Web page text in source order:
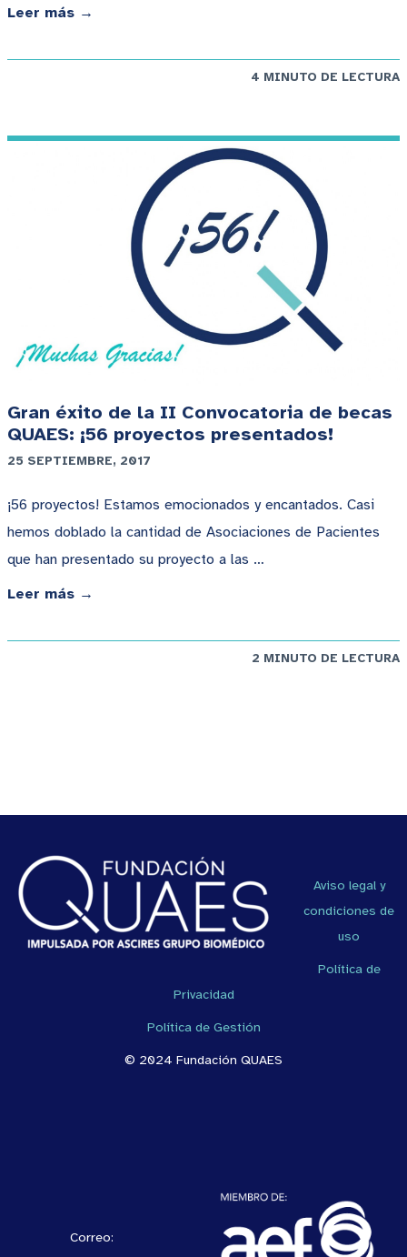
Leer más →
4 MINUTO DE LECTURA
Gran éxito de la II Convocatoria de becas
QUAES: ¡56 proyectos presentados!
25 SEPTIEMBRE, 2017
¡56 proyectos! Estamos emocionados y encantados. Casi
hemos doblado la cantidad de Asociaciones de Pacientes
que han presentado su proyecto a las …
Leer más →
2 MINUTO DE LECTURA
Aviso legal y
condiciones de
uso
Política de
Privacidad
Política de Gestión
© 2024 Fundación QUAES
Correo: